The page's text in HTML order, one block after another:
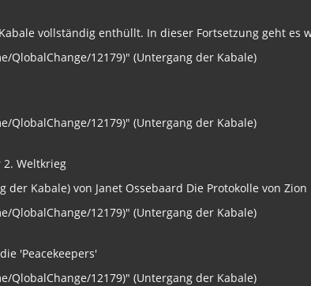
vollständig enthüllt. In dieser Fortsetzung geht es
QlobalChange/12179)" (Untergang der Kabale)
QlobalChange/12179)" (Untergang der Kabale)
Weltkrieg
Kabale) von Janet Ossebaard Die Protokolle von Zion
QlobalChange/12179)" (Untergang der Kabale)
'Peacekeepers'
QlobalChange/12179)" (Untergang der Kabale)